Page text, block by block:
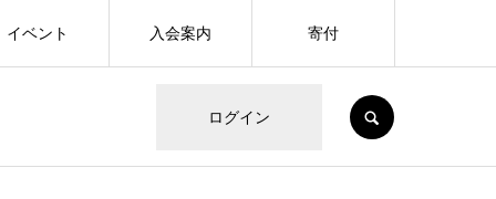
ログイン
イベント 入会案内 寄付